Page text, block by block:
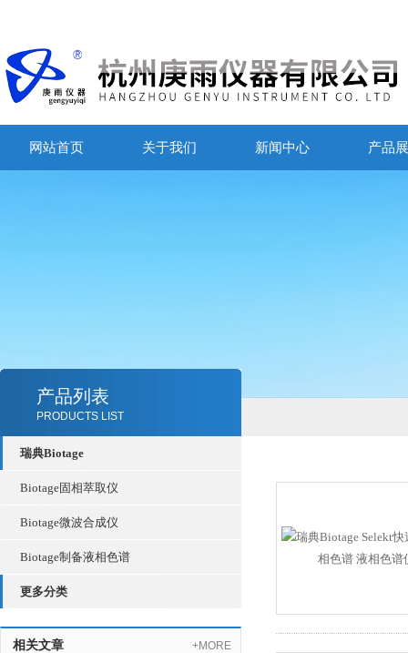
网站首页 关于我们 新闻中心 产品
产品列表
PRODUCTS LIST
瑞典Biotage
Biotage固相萃取仪
Biotage微波合成仪
Biotage制备液相色谱
更多分类
相关文章 +MORE